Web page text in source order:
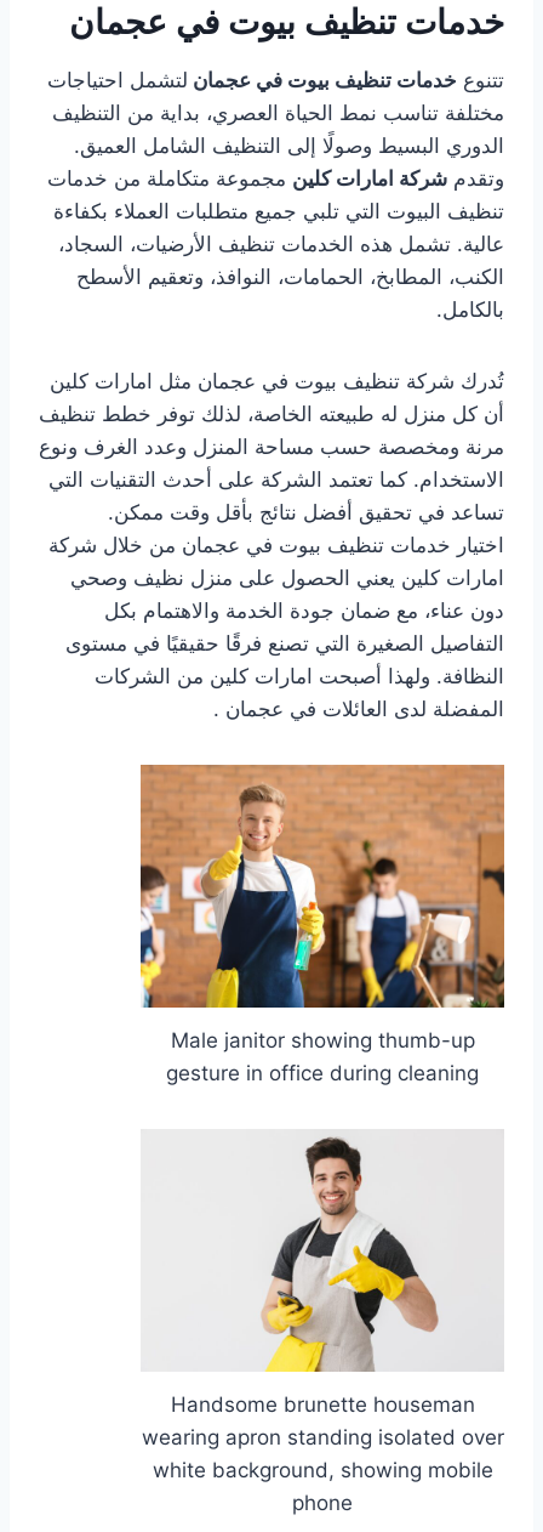
خدمات تنظيف بيوت في عجمان
تتنوع خدمات تنظيف بيوت في عجمان لتشمل احتياجات
مختلفة تناسب نمط الحياة العصري، بداية من التنظيف
الدوري البسيط وصولًا إلى التنظيف الشامل العميق.
وتقدم شركة امارات كلين مجموعة متكاملة من خدمات
تنظيف البيوت التي تلبي جميع متطلبات العملاء بكفاءة
عالية. تشمل هذه الخدمات تنظيف الأرضيات، السجاد،
الكنب، المطابخ، الحمامات، النوافذ، وتعقيم الأسطح
بالكامل.
تُدرك شركة تنظيف بيوت في عجمان مثل امارات كلين
أن كل منزل له طبيعته الخاصة، لذلك توفر خطط تنظيف
مرنة ومخصصة حسب مساحة المنزل وعدد الغرف ونوع
الاستخدام. كما تعتمد الشركة على أحدث التقنيات التي
تساعد في تحقيق أفضل نتائج بأقل وقت ممكن.
اختيار خدمات تنظيف بيوت في عجمان من خلال شركة
امارات كلين يعني الحصول على منزل نظيف وصحي
دون عناء، مع ضمان جودة الخدمة والاهتمام بكل
التفاصيل الصغيرة التي تصنع فرقًا حقيقيًا في مستوى
النظافة. ولهذا أصبحت امارات كلين من الشركات
المفضلة لدى العائلات في عجمان .
Male janitor showing thumb-up
gesture in office during cleaning
Handsome brunette houseman
wearing apron standing isolated over
white background, showing mobile
phone